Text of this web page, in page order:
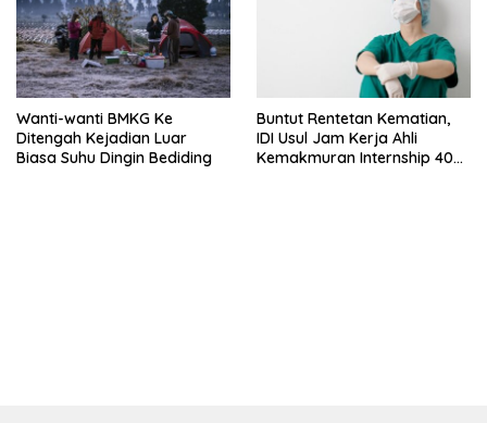
Wanti-wanti BMKG Ke
Ditengah Kejadian Luar
Biasa Suhu Dingin Bediding
Buntut Rentetan Kematian,
IDI Usul Jam Kerja Ahli
Kemakmuran Internship 40